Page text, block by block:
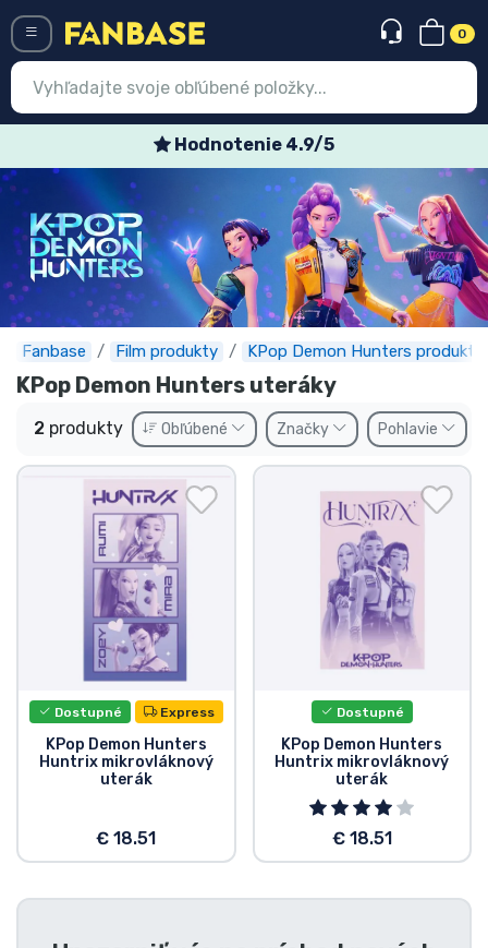
0
Hodnotenie 4.9/5
Fanbase Film produkty KPop Demon Hunters produkty
KPop Demon Hunters uteráky
2 produkty Obľúbené Značky Pohlavie
Dostupné Express
KPop Demon Hunters
Huntrix mikrovláknový
uterák
€ 18.51
Dostupné
KPop Demon Hunters
Huntrix mikrovláknový
uterák
€ 18.51
Prihlásiť sa Registrácia
Najnovšie
Akcie
Expresná preprava
Predobjednávky
Outlet produkty
Preprava a platba
Zoradiť podľa série
Zoradiť podľa filmov
Zoradiť podľa karikatúry
Zoradiť podľa Anime
Zoradiť podľa športu